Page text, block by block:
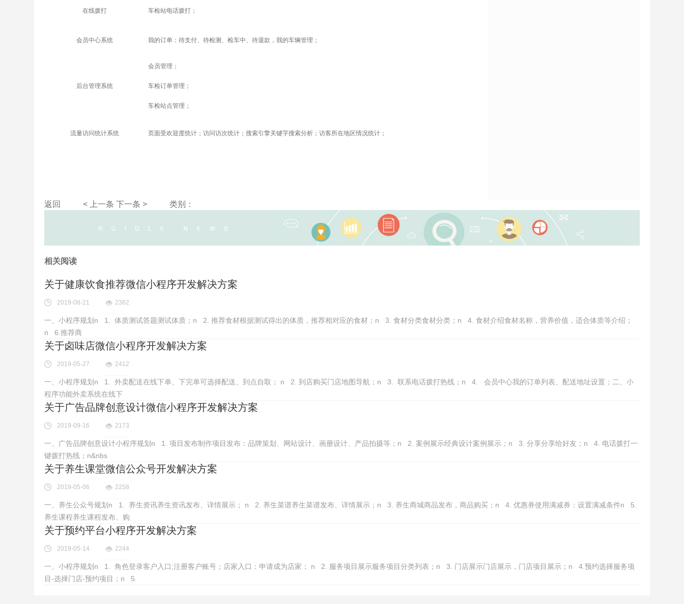
在线拨打 车检站电话拨打；
会员中心系统 我的订单：待支付、待检测、检车中、待退款，我的车辆管理；
后台管理系统
会员管理；
车检订单管理；
车检站点管理；
流量访问统计系统 页面受欢迎度统计；访问访次统计；搜索引擎关键字搜索分析；访客所在地区情况统计；
返回 < 上一条 下一条 > 类别：
相关阅读
关于健康饮食推荐微信小程序开发解决方案
2019-08-21 2382
一、小程序规划n 1. 体质测试答题测试体质；n 2. 推荐食材根据测试得出的体质，推荐相对应的食材；n 3. 食材分类食材分类；n 4. 食材介绍食材名称，营养价值，适合体质等介绍；
n 6.推荐商
关于卤味店微信小程序开发解决方案
2019-05-27 2412
一、小程序规划n 1. 外卖配送在线下单、下完单可选择配送、到点自取； n 2. 到店购买门店地图导航；n 3. 联系电话拨打热线；n 4. 会员中心我的订单列表、配送地址设置；二、小
程序功能外卖系统在线下
关于广告品牌创意设计微信小程序开发解决方案
2019-09-16 2173
一、广告品牌创意设计小程序规划n 1. 项目发布制作项目发布：品牌策划、网站设计、画册设计、产品拍摄等；n 2. 案例展示经典设计案例展示；n 3. 分享分享给好友；n 4. 电话拨打一
键拨打热线；n&nbs
关于养生课堂微信公众号开发解决方案
2019-05-06 2258
一、养生公众号规划n 1. 养生资讯养生资讯发布、详情展示； n 2. 养生菜谱养生菜谱发布、详情展示；n 3. 养生商城商品发布，商品购买；n 4. 优惠券使用满减券：设置满减条件n 5.
养生课程养生课程发布、购
关于预约平台小程序开发解决方案
2019-05-14 2244
一、小程序规划n 1. 角色登录客户入口;注册客户账号；店家入口：申请成为店家； n 2. 服务项目展示服务项目分类列表；n 3. 门店展示门店展示，门店项目展示；n 4.预约选择服务项
目-选择门店-预约项目；n 5.